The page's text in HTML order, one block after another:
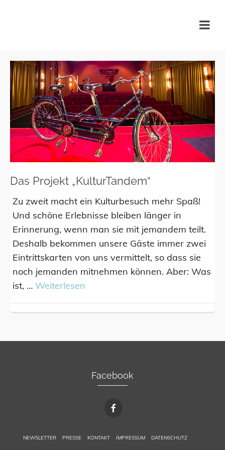
Das Projekt „KulturTandem“
Zu zweit macht ein Kulturbesuch mehr Spaß!
Und schöne Erlebnisse bleiben länger in
Erinnerung, wenn man sie mit jemandem teilt.
Deshalb bekommen unsere Gäste immer zwei
Eintrittskarten von uns vermittelt, so dass sie
noch jemanden mitnehmen können. Aber: Was
ist, … Weiterlesen
Facebook
NEWSLETTER PRESSE KONTAKT IMPRESSUM DATENSCHUTZ